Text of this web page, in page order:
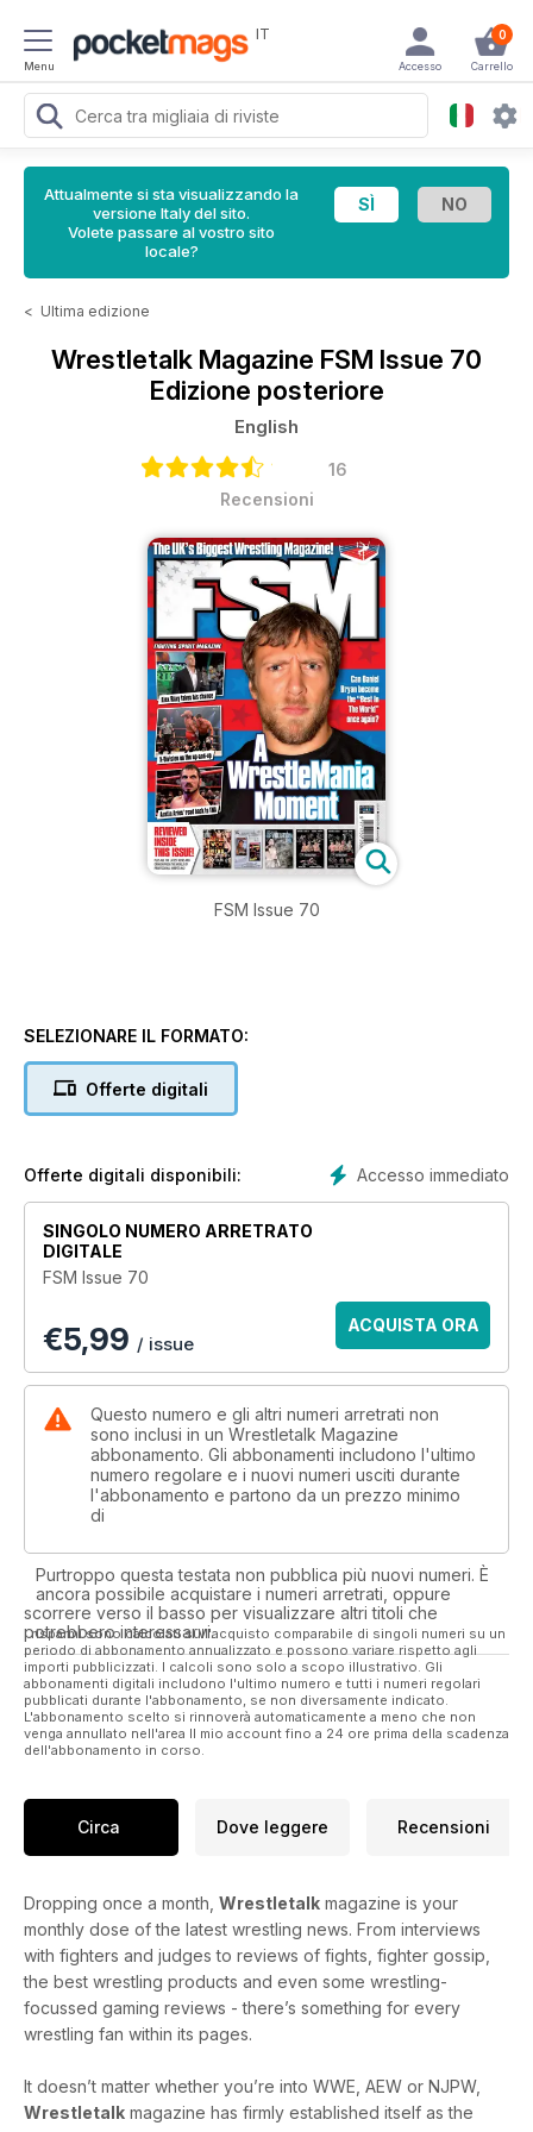
Menu
IT 0
Carrello
Accesso
Attualmente si sta visualizzando la
versione Italy del sito.
Volete passare al vostro sito
locale?
< Ultima edizione
Wrestletalk Magazine FSM Issue 70
Edizione posteriore
English
16
Recensioni
FSM Issue 70
SELEZIONARE IL FORMATO:
Offerte digitali
Accesso immediato
Offerte digitali disponibili:
SINGOLO NUMERO ARRETRATO
DIGITALE
FSM Issue 70
€5,99 / issue
ACQUISTA ORA
Questo numero e gli altri numeri arretrati non
sono inclusi in un Wrestletalk Magazine
abbonamento. Gli abbonamenti includono l'ultimo
numero regolare e i nuovi numeri usciti durante
l'abbonamento e partono da un prezzo minimo
di
Purtroppo questa testata non pubblica più nuovi numeri. È
ancora possibile acquistare i numeri arretrati, oppure
scorrere verso il basso per visualizzare altri titoli che
potrebbero interessarvi.
I risparmi sono calcolati sull'acquisto comparabile di singoli numeri su un
periodo di abbonamento annualizzato e possono variare rispetto agli
importi pubblicizzati. I calcoli sono solo a scopo illustrativo. Gli
abbonamenti digitali includono l'ultimo numero e tutti i numeri regolari
pubblicati durante l'abbonamento, se non diversamente indicato.
L'abbonamento scelto si rinnoverà automaticamente a meno che non
venga annullato nell'area Il mio account fino a 24 ore prima della scadenza
dell'abbonamento in corso.
Circa Dove leggere Recensioni
Dropping once a month, Wrestletalk magazine is your
monthly dose of the latest wrestling news. From interviews
with fighters and judges to reviews of fights, fighter gossip,
the best wrestling products and even some wrestling-
focussed gaming reviews - there’s something for every
wrestling fan within its pages.
It doesn’t matter whether you’re into WWE, AEW or NJPW,
Wrestletalk magazine has firmly established itself as the